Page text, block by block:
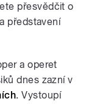
přesvědčit o
představení
a operet
dnes zazní v
. Vystoupí